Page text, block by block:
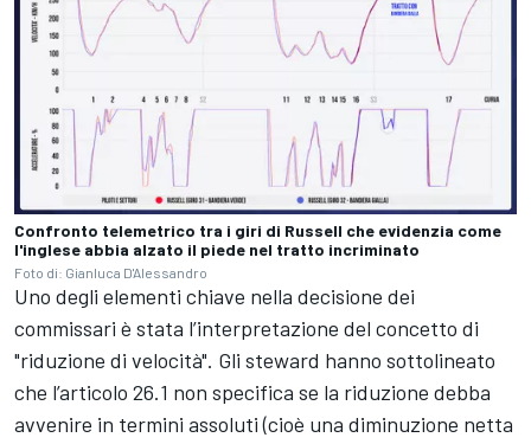
Confronto telemetrico tra i giri di Russell che evidenzia come
l'inglese abbia alzato il piede nel tratto incriminato
Foto di: Gianluca D'Alessandro
Uno degli elementi chiave nella decisione dei
commissari è stata l’interpretazione del concetto di
"riduzione di velocità". Gli steward hanno sottolineato
che l’articolo 26.1 non specifica se la riduzione debba
avvenire in termini assoluti (cioè una diminuzione netta